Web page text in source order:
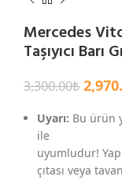
Mercedes
Taşıyıcı
3,300.00₺
Uyarı: Bu ürün
ile
uyumludur!
çıtası veya tavan